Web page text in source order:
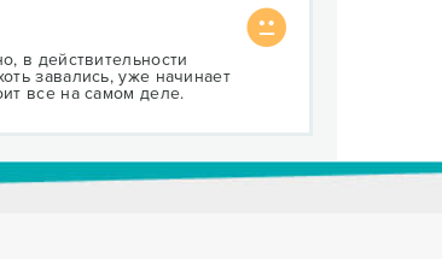
в действительности
завались, уже начинает
все на самом деле.